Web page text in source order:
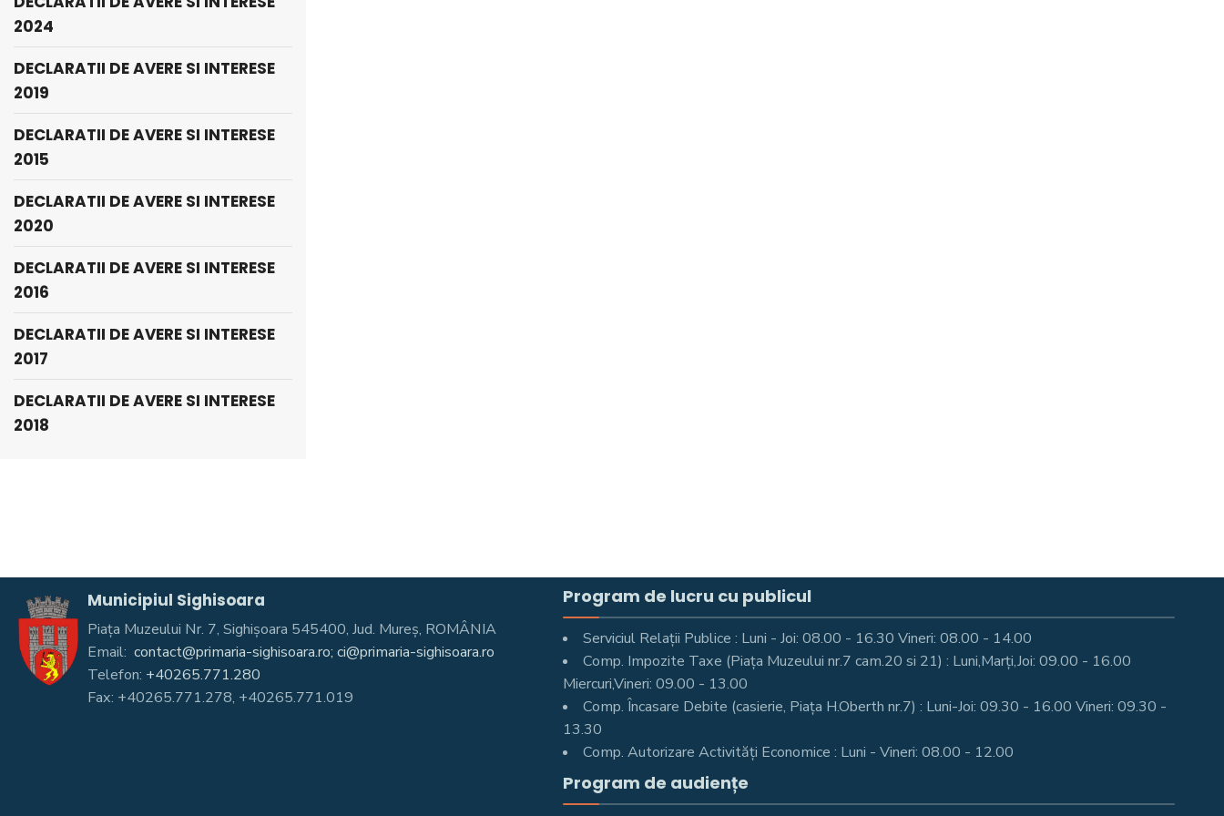
2024
DECLARATII DE AVERE SI INTERESE
2019
DECLARATII DE AVERE SI INTERESE
2015
DECLARATII DE AVERE SI INTERESE
2020
DECLARATII DE AVERE SI INTERESE
2016
DECLARATII DE AVERE SI INTERESE
2017
DECLARATII DE AVERE SI INTERESE
2018
Municipiul Sighisoara
Piața Muzeului Nr. 7, Sighişoara 545400, Jud. Mureş, ROMÂNIA
Email: contact@primaria-sighisoara.ro; ci@primaria-sighisoara.ro
Telefon: +40265.771.280
Fax: +40265.771.278, +40265.771.019
Program de lucru cu publicul
Serviciul Relații Publice : Luni - Joi: 08.00 - 16.30 Vineri: 08.00 - 14.00
Comp. Impozite Taxe (Piața Muzeului nr.7 cam.20 si 21) : Luni,Marți,Joi: 09.00 - 16.00
Miercuri,Vineri: 09.00 - 13.00
Comp. Încasare Debite (casierie, Piața H.Oberth nr.7) : Luni-Joi: 09.30 - 16.00 Vineri: 09.30 -
13.30
Comp. Autorizare Activități Economice : Luni - Vineri: 08.00 - 12.00
Program de audiențe